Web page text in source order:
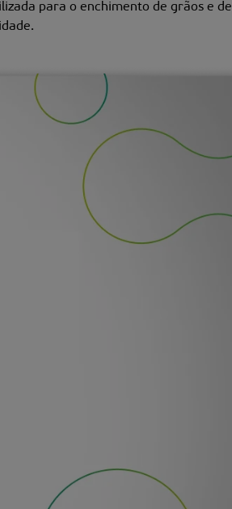
para o enchimento de grãos e de